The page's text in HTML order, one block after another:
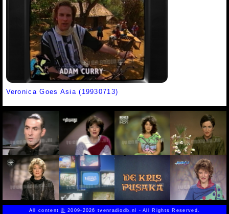
Veronica Goes Asia (19930713)
All content© 2009-2026 tvenradiodb.nl - All Rights Reserved.